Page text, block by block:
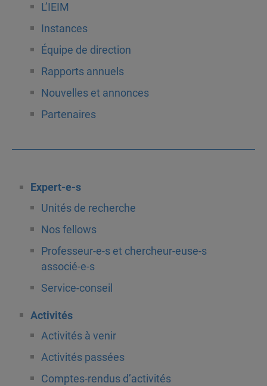
L’IEIM
Instances
Équipe de direction
Rapports annuels
Nouvelles et annonces
Partenaires
Expert-e-s
Unités de recherche
Nos fellows
Professeur-e-s et chercheur-euse-s
associé-e-s
Service-conseil
Activités
Activités à venir
Activités passées
Comptes-rendus d’activités